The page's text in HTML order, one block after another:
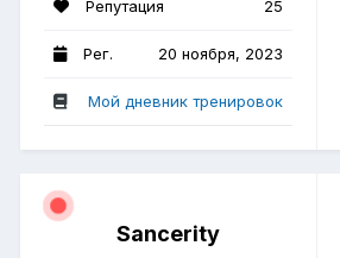
Репутация 25
Рег. 20 ноября, 2023
Мой дневник тренировок
Sancerity